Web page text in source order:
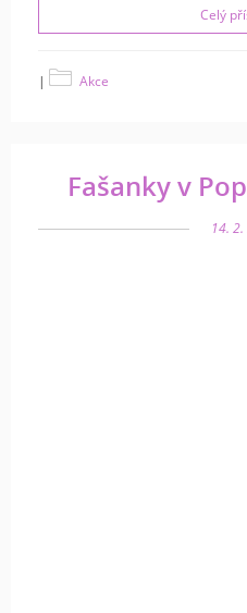
Celý
| Akce
Fašanky v
14.